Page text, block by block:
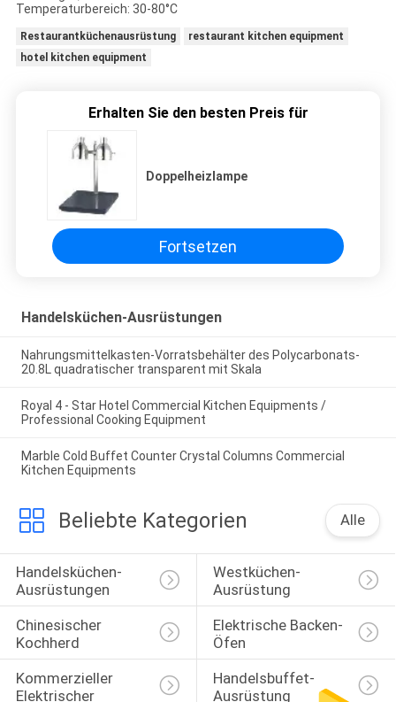
PRIVACY
Temperaturbereich: 30-80°C
Restaurantküchenausrüstung
restaurant kitchen equipment
hotel kitchen equipment
Erhalten Sie den besten Preis für
Doppelheizlampe
Fortsetzen
Handelsküchen-Ausrüstungen
Nahrungsmittelkasten-Vorratsbehälter des Polycarbonats-
20.8L quadratischer transparent mit Skala
Royal 4 - Star Hotel Commercial Kitchen Equipments /
Professional Cooking Equipment
Marble Cold Buffet Counter Crystal Columns Commercial
Kitchen Equipments
Beliebte Kategorien Alle
Handelsküchen-
Ausrüstungen
Westküchen-
Ausrüstung
Chinesischer
Kochherd
Elektrische Backen-
Öfen
Kommerzieller
Elektrischer
Handelsbuffet-
Ausrüstung